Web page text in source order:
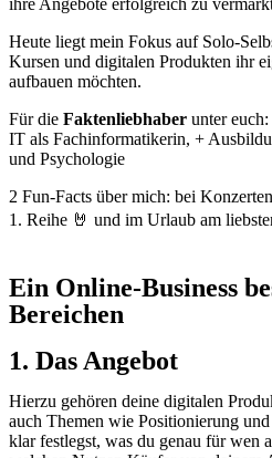
Heute liegt mein Fokus auf Solo-
Kursen und digitalen Produkten ihr
aufbauen möchten.
Für die Faktenliebhaber unter
IT als Fachinformatikerin, +
und Psychologie
2 Fun-Facts über mich: bei
1. Reihe 🤘 und im Urlaub am
Ein Online‑Business
Bereichen
1. Das Angebot
Hierzu gehören deine digitalen
auch Themen wie Positionierung
klar festlegst, was du genau für wen